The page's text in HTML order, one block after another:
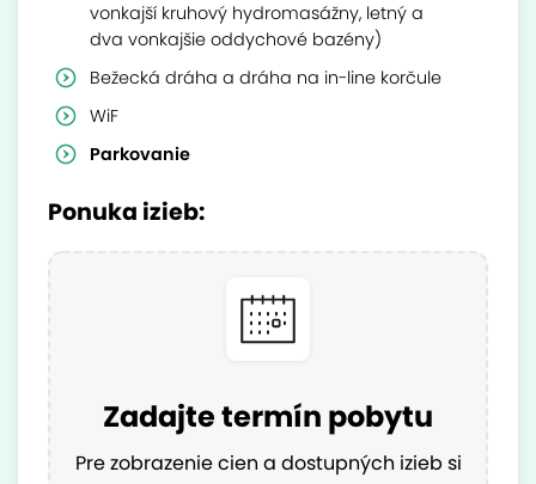
vonkajší kruhový hydromasážny, letný a
dva vonkajšie oddychové bazény)
Bežecká dráha a dráha na in-line korčule
WiF
Parkovanie
Ponuka izieb:
Zadajte termín pobytu
Pre zobrazenie cien a dostupných izieb si